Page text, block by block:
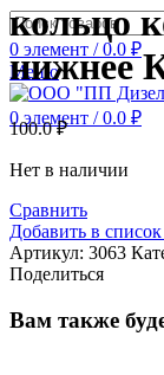
0 элемент / 0.0 ₽
Меню
0элемент / 0.0 ₽
кольцо
нижнее
100.0₽
Нет в наличии
Сравнить
Добавить в
Артикул: 3063
Поделиться
Вам также